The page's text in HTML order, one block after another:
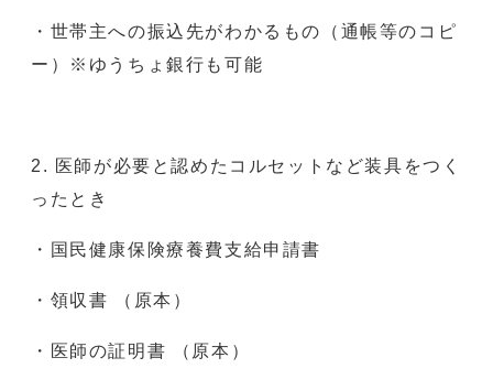
・世帯主への振込先がわかるもの（通帳等のコピ
ー）※ゆうちょ銀行も可能
2. 医師が必要と認めたコルセットなど装具をつく
ったとき
・国民健康保険療養費支給申請書
・領収書 （原本）
・医師の証明書 （原本）